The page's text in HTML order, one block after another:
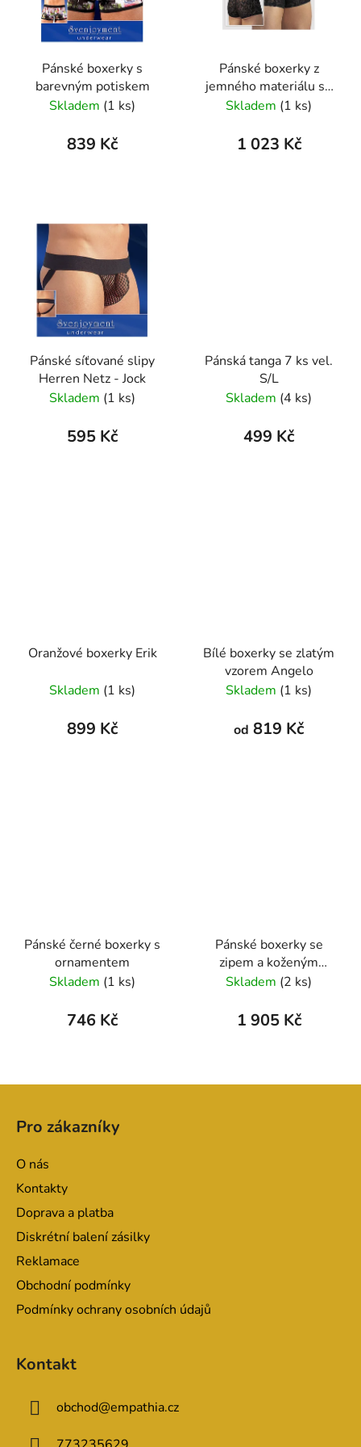
Pánské boxerky s
barevným potiskem
Skladem (1 ks)
839 Kč
Pánské boxerky z
jemného materiálu se
vzorkem Sven O. Pants
Skladem (1 ks)
1 023 Kč
Pánské síťované slipy
Herren Netz - Jock
Skladem (1 ks)
595 Kč
Pánská tanga 7 ks vel.
S/L
Skladem (4 ks)
499 Kč
Oranžové boxerky Erik
Skladem (1 ks)
899 Kč
Bílé boxerky se zlatým
vzorem Angelo
Skladem (1 ks)
od 819 Kč
Pánské černé boxerky s
ornamentem
Skladem (1 ks)
746 Kč
Pánské boxerky se
zipem a koženým
páskem
Skladem (2 ks)
1 905 Kč
Pro zákazníky
O nás
Kontakty
Doprava a platba
Diskrétní balení zásilky
Reklamace
Obchodní podmínky
Podmínky ochrany osobních údajů
Kontakt
obchod@empathia.cz